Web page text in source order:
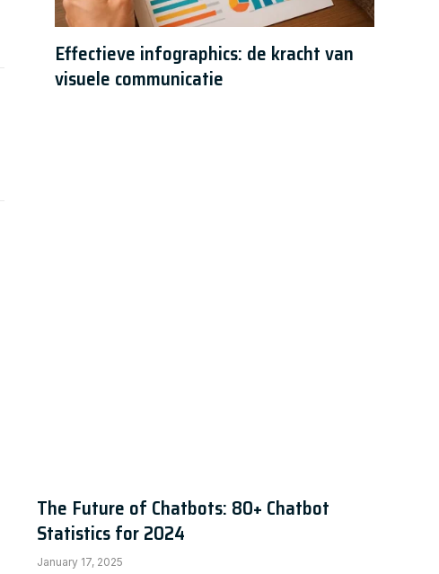
Effectieve infographics: de kracht van
visuele communicatie
The Future of Chatbots: 80+ Chatbot
Statistics for 2024
January 17, 2025